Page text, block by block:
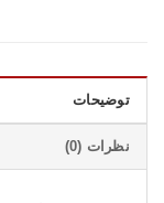
توضیحات
نظرات (0)